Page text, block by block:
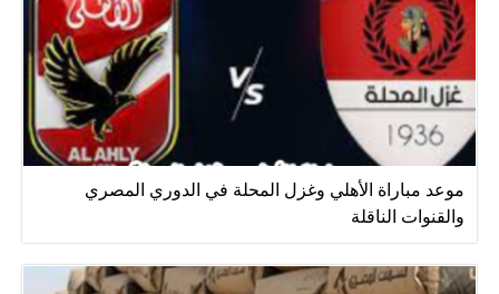
موعد مباراة الأهلي وغزل المحلة في الدوري المصري
والقنوات الناقلة